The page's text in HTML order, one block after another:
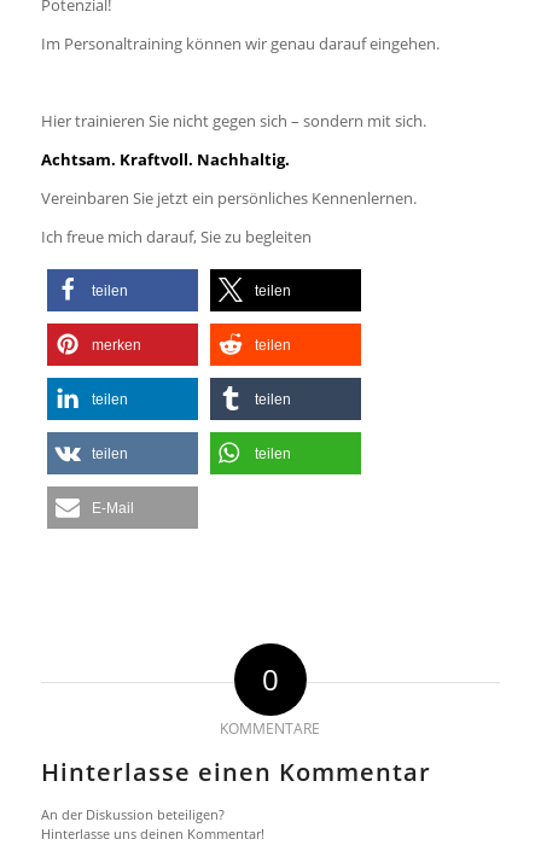
Potenzial!
Im Personaltraining können wir genau darauf eingehen.
Hier trainieren Sie nicht gegen sich – sondern mit sich.
Achtsam. Kraftvoll. Nachhaltig.
Vereinbaren Sie jetzt ein persönliches Kennenlernen.
Ich freue mich darauf, Sie zu begleiten
teilen teilen
merken teilen
teilen teilen
teilen teilen
E-Mail
0
KOMMENTARE
Hinterlasse einen Kommentar
An der Diskussion beteiligen?
Hinterlasse uns deinen Kommentar!